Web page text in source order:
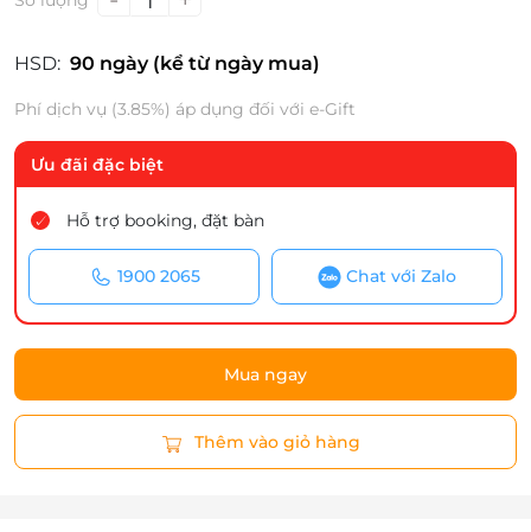
HSD: 90 ngày (kể từ ngày mua)
Phí dịch vụ (3.85%) áp dụng đối với e-Gift
Ưu đãi đặc biệt
Hỗ trợ booking, đặt bàn
1900 2065 Chat với Zalo
Mua ngay
Thêm vào giỏ hàng